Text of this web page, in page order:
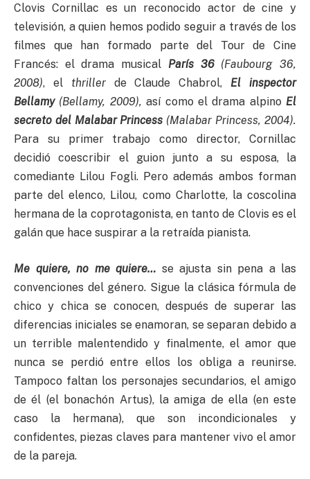
Clovis Cornillac es un reconocido actor de cine y
televisión, a quien hemos podido seguir a través de los
filmes que han formado parte del Tour de Cine
Francés: el drama musical París 36(Faubourg 36,
2008), el thrillerde Claude Chabrol, El inspector
Bellamy (Bellamy, 2009), así como el drama alpino El
secreto del Malabar Princess (Malabar Princess, 2004).
Para su primer trabajo como director, Cornillac
decidió coescribir el guion junto a su esposa, la
comediante Lilou Fogli. Pero además ambos forman
parte del elenco, Lilou, como Charlotte, la coscolina
hermana de la coprotagonista, en tanto de Clovis es el
galán que hace suspirar a la retraída pianista.
Me quiere, no me quiere… se ajusta sin pena a las
convenciones del género. Sigue la clásica fórmula de
chico y chica se conocen, después de superar las
diferencias iniciales se enamoran, se separan debido a
un terrible malentendido y finalmente, el amor que
nunca se perdió entre ellos los obliga a reunirse.
Tampoco faltan los personajes secundarios, el amigo
de él (el bonachón Artus), la amiga de ella (en este
caso la hermana), que son incondicionales y
confidentes, piezas claves para mantener vivo el amor
de la pareja.